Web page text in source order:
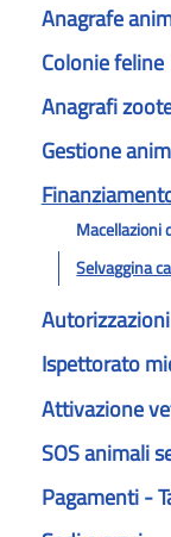
Anagrafe
Colonie feline
Anagrafi
Gestione
Macellazioni
Selvaggina
Ispettorato
Attivazione
SOS animali
Pagamenti -